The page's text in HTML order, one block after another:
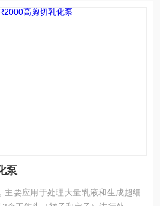
泵
主要应用于处理大量乳液和生成超细